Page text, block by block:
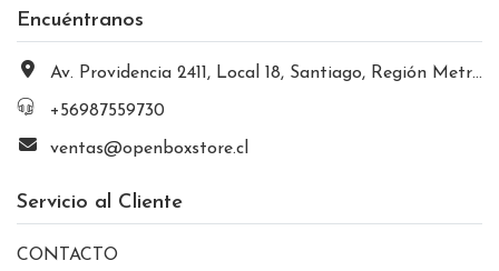
Encuéntranos
Av. Providencia 2411, Local 18, Santiago, Región Metropolitana, Chile
+56987559730
ventas@openboxstore.cl
Servicio al Cliente
CONTACTO